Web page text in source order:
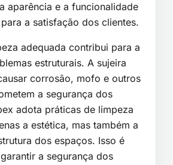
aparência e a funcionalidade
a satisfação dos clientes.
adequada contribui para a
estruturais. A sujeira
corrosão, mofo e outros
a segurança dos
adota práticas de limpeza
a estética, mas também a
dos espaços. Isso é
a segurança dos